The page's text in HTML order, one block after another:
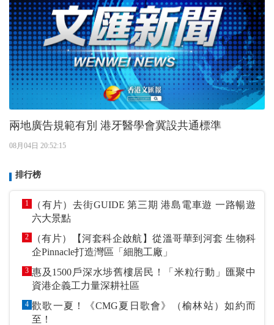
兩地廣告規範有別 港牙醫學會冀設共通標準
08月04日 20:52:15
排行榜
1
（有片）去街GUIDE 第三期 港島電車遊 一路暢遊
六大景點
2
（有片）【河套科企啟航】從溫哥華到河套 生物科
企Pinnacle打造灣區「細胞工廠」
3 惠及1500戶深水埗舊樓居民！「米粒行動」匯聚中
資港企義工力量深耕社區
4 歡歌一夏！《CMG夏日歌會》（榆林站）如約而
至！